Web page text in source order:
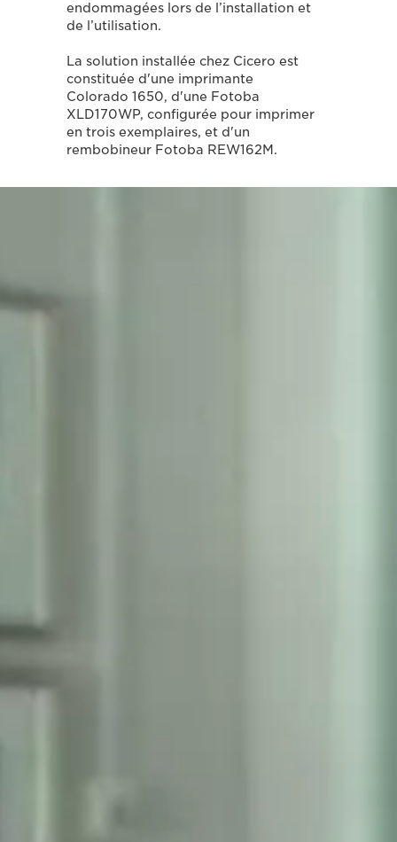
endommagées lors de l’installation et
de l’utilisation.
La solution installée chez Cicero est
constituée d'une imprimante
Colorado 1650, d'une Fotoba
XLD170WP, configurée pour imprimer
en trois exemplaires, et d'un
rembobineur Fotoba REW162M.